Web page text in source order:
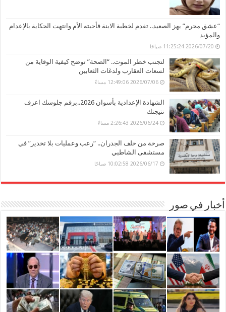
“عشق محرم” يهز الصعيد.. تقدم لخطبة الابنة فأحبته الأم وانتهت الحكاية بالإعدام
والمؤبد
2026/07/20 11:25:24 صباحًا
لتجنب خطر الموت.. “الصحة” توضح كيفية الوقاية من
لسعات العقارب ولدغات الثعابين
2026/07/06 12:49:06 مساءً
الشهادة الإعدادية بأسوان 2026..برقم جلوسك اعرف
نتيجتك
2026/06/24 2:26:43 مساءً
صرخة من خلف الجدران.. “رعب وعمليات بلا تخدير” في
مستشفى الشاطبي
2026/06/17 10:02:58 صباحًا
أخبار في صور